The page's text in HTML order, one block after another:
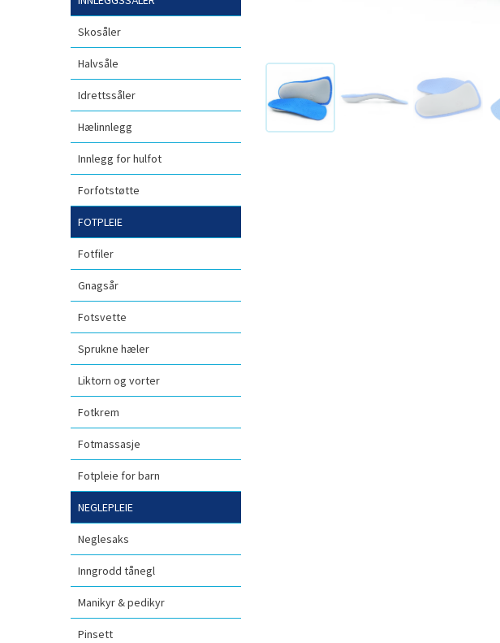
Skosåler
Halvsåle
Idrettssåler
Hælinnlegg
Innlegg for hulfot
Forfotstøtte
FOTPLEIE
Fotfiler
Gnagsår
Fotsvette
Sprukne hæler
Liktorn og vorter
Fotkrem
Fotmassasje
Fotpleie for barn
NEGLEPLEIE
Neglesaks
Inngrodd tånegl
Manikyr & pedikyr
Pinsett